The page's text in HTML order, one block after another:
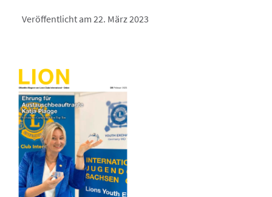
Veröffentlicht am 22. März 2023